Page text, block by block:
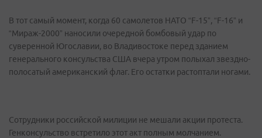
В тот самый момент, когда 60 самолетов НАТО “F-15”, “F-16” и
“Мираж-2000” наносили очередной бомбовый удар по
суверенной Югославии, во Владивостоке перед зданием
генерального консульства США вчера утром полыхал звездно-
полосатый американский флаг. Его остатки растоптали ногами.
Сотрудники российской милиции не мешали акции протеста.
Генконсульство встретило этот акт полным молчанием.